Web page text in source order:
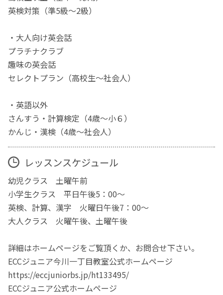
英検対策（準5級～2級）
・大人向け英会話
プラチナクラブ
趣味の英会話
セレクトプラン（高校生～社会人）
・英語以外
さんすう・計算検定（4歳～小６）
かんじ・漢検（4歳～社会人）
レッスンスケジュール
幼児クラス 土曜午前
小学生クラス 平日午後5：00～
英検、計算、漢字 火曜日午後7：00～
大人クラス 火曜午後、土曜午後
詳細はホームページをご覧頂くか、お問合せ下さい。
ECCジュニア今川一丁目教室公式ホームページ
https://eccjuniorbs.jp/ht133495/
ECCジュニア公式ホームページ